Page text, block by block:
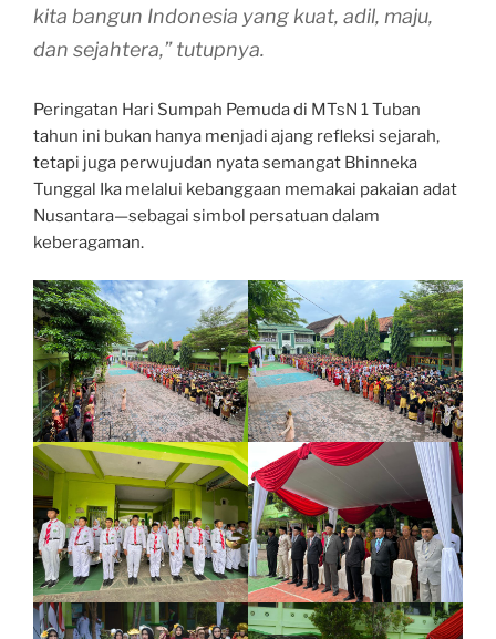
kita bangun Indonesia yang kuat, adil, maju,
dan sejahtera,” tutupnya.
Peringatan Hari Sumpah Pemuda di MTsN 1 Tuban
tahun ini bukan hanya menjadi ajang refleksi sejarah,
tetapi juga perwujudan nyata semangat Bhinneka
Tunggal Ika melalui kebanggaan memakai pakaian adat
Nusantara—sebagai simbol persatuan dalam
keberagaman.